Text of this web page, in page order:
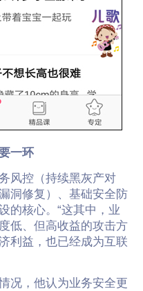
一环
风控（持续黑灰产对
洞修复）、基础安全防
的核心。“这其中，业
低、但高收益的攻击方
利益，也已经成为互联
况，他认为业务安全更